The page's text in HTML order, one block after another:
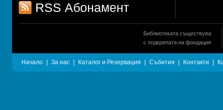
RSS Абонамент
Библиотеката съществува
с подкрепата на фондация
Начало За нас Каталог и Резервация Събития Контакти